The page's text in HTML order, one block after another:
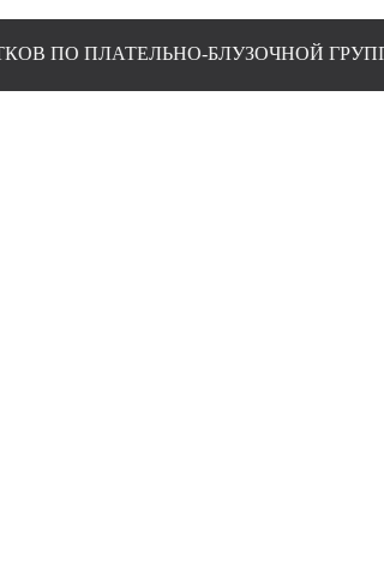
БЛУЗОЧНОЙ ГРУППЕ